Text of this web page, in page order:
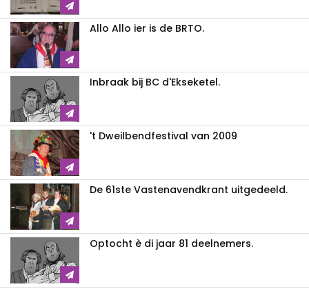
Allo Allo ier is de BRTO.
Inbraak bij BC d'Ekseketel.
't Dweilbendfestival van 2009
De 61ste Vastenavendkrant uitgedeeld.
Optocht è di jaar 81 deelnemers.